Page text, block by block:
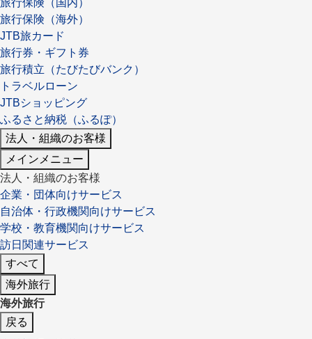
旅行保険（国内）
旅行保険（海外）
JTB旅カード
旅行券・ギフト券
旅行積立（たびたびバンク）
トラベルローン
JTBショッピング
ふるさと納税（ふるぽ）
法人・組織のお客様
メインメニュー
法人・組織のお客様
企業・団体向けサービス
自治体・行政機関向けサービス
学校・教育機関向けサービス
訪日関連サービス
すべて
海外旅行
海外旅行
戻る